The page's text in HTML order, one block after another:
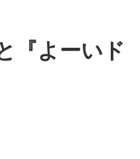
『よーいド